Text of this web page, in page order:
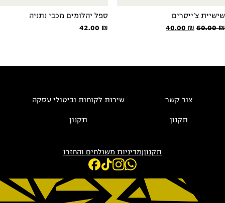
שישיית צ'ייסרים
60.00₪
המחיר
40.00 ₪
המחיר
ספל יהלומים מכבי נתניה
42.00 ₪
צור קשר שירות לקוחות וביטולי עסקה
תקנון תקנון
תקנון|מדיניות משולחים והחזרו